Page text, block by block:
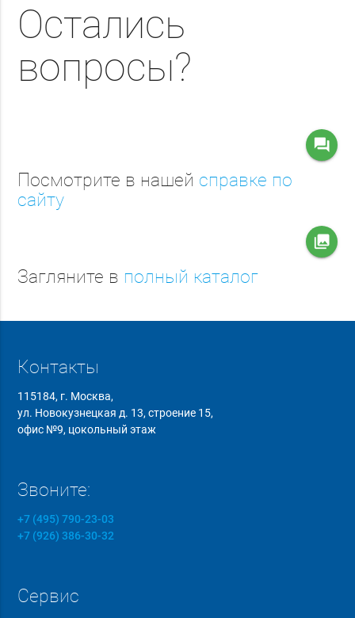
Остались
вопросы?
question_answer
Посмотрите в нашей справке по
сайту
collections
Загляните в полный каталог
Контакты
115184, г. Москва,
ул. Новокузнецкая д. 13, строение 15,
офис №9, цокольный этаж
Звоните:
+7 (495) 790-23-03
+7 (926) 386-30-32
Сервис